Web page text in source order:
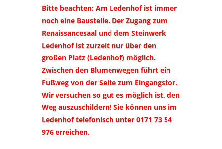
Bitte beachten: Am Ledenhof ist immer
noch eine Baustelle. Der Zugang zum
Renaissancesaal und dem Steinwerk
Ledenhof ist zurzeit nur über den
großen Platz (Ledenhof) möglich.
Zwischen den Blumenwegen führt ein
Fußweg von der Seite zum Eingangstor.
Wir versuchen so gut es möglich ist, den
Weg auszuschildern! Sie können uns im
Ledenhof telefonisch unter 0171 73 54
976 erreichen.